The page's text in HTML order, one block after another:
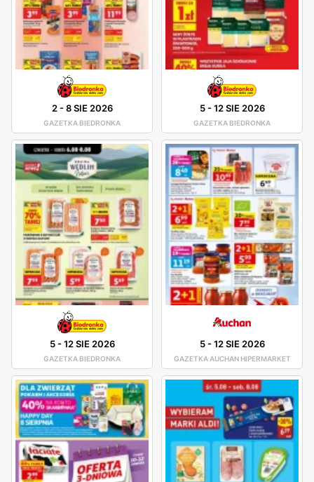
2-8 SIE 2026
GAZETKA BIEDRONKA
5-12 SIE 2026
GAZETKA BIEDRONKA
5-12 SIE 2026
GAZETKA BIEDRONKA
5-12 SIE 2026
GAZETKA AUCHAN HIPERMARKET